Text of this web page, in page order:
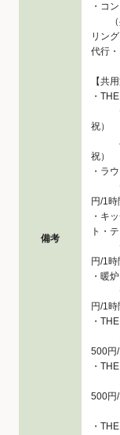
備考
・コ
（共
リン
代行・
【共
・
デイ
祝）
バー
祝）
・ラ
デ
円/1時
・キ
ト・
デ
円/1時
・暖
デ
円/1時
・
12
500円/
・
12
500円/
※セ
・